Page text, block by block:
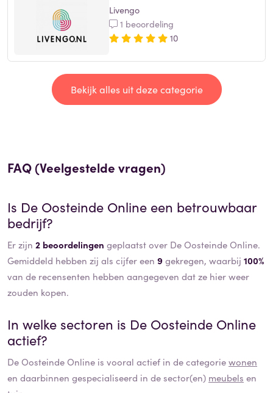
Livengo
1 beoordeling
10
Bekijk alles uit deze categorie
FAQ (Veelgestelde vragen)
Is De Oosteinde Online een betrouwbaar
bedrijf?
Er zijn 2 beoordelingen geplaatst over De Oosteinde Online.
Gemiddeld hebben zij als cijfer een 9gekregen, waarbij 100%
van de recensenten hebben aangegeven dat ze hier weer
zouden kopen.
In welke sectoren is De Oosteinde Online
actief?
De Oosteinde Online is vooral actief in de categoriewonen
en daarbinnen gespecialiseerd in de sector(en) meubels en